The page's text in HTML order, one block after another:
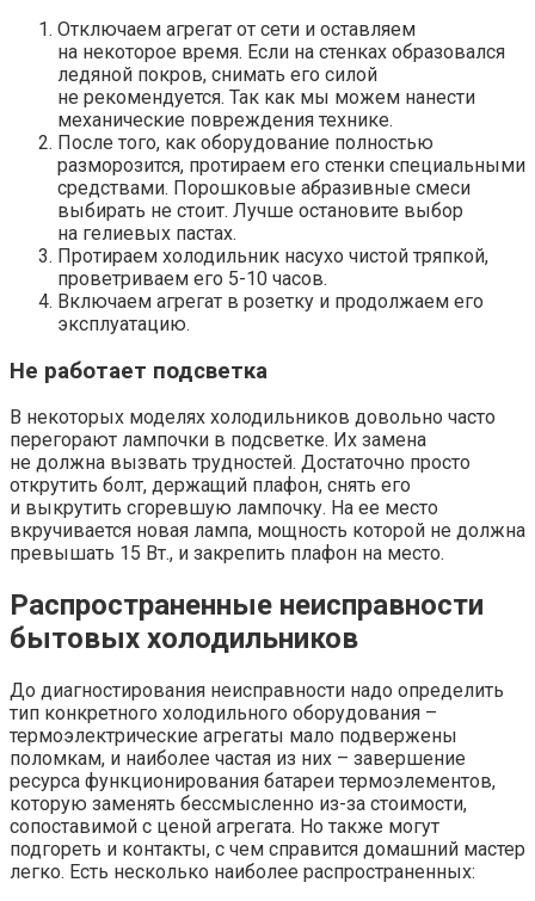
Отключаем агрегат от сети и оставляем
на некоторое время. Если на стенках образовался
ледяной покров, снимать его силой
не рекомендуется. Так как мы можем нанести
механические повреждения технике.
После того, как оборудование полностью
разморозится, протираем его стенки специальными
средствами. Порошковые абразивные смеси
выбирать не стоит. Лучше остановите выбор
на гелиевых пастах.
Протираем холодильник насухо чистой тряпкой,
проветриваем его 5-10 часов.
Включаем агрегат в розетку и продолжаем его
эксплуатацию.
Не работает подсветка
В некоторых моделях холодильников довольно часто
перегорают лампочки в подсветке. Их замена
не должна вызвать трудностей. Достаточно просто
открутить болт, держащий плафон, снять его
и выкрутить сгоревшую лампочку. На ее место
вкручивается новая лампа, мощность которой не должна
превышать 15 Вт., и закрепить плафон на место.
Распространенные неисправности
бытовых холодильников
До диагностирования неисправности надо определить
тип конкретного холодильного оборудования –
термоэлектрические агрегаты мало подвержены
поломкам, и наиболее частая из них – завершение
ресурса функционирования батареи термоэлементов,
которую заменять бессмысленно из-за стоимости,
сопоставимой с ценой агрегата. Но также могут
подгореть и контакты, с чем справится домашний мастер
легко. Есть несколько наиболее распространенных: